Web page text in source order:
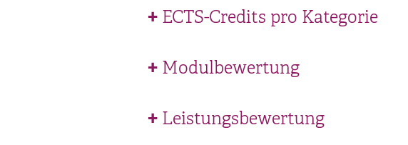
ECTS-Credits pro Kategorie
Modulbewertung
Leistungsbewertung